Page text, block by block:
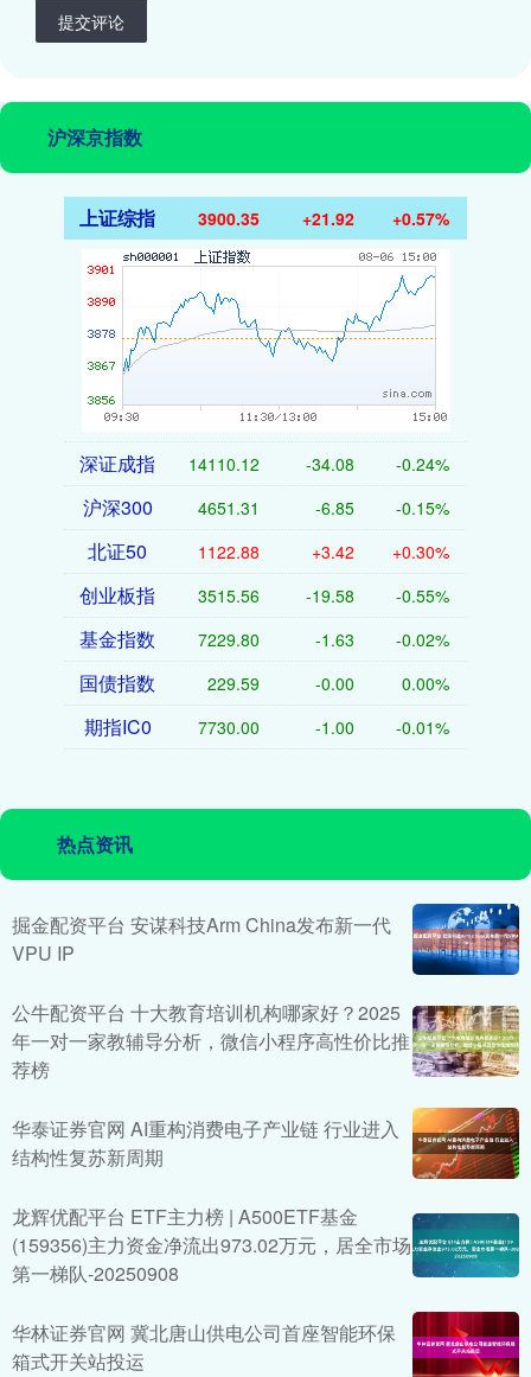
提交评论
沪深京指数
上证综指 3900.35 +21.92 +0.57%
深证成指 14110.12 -34.08 -0.24%
沪深300 4651.31 -6.85 -0.15%
北证50 1122.88 +3.42 +0.30%
创业板指 3515.56 -19.58 -0.55%
基金指数 7229.80 -1.63 -0.02%
国债指数 229.59 -0.00 0.00%
期指IC0 7730.00 -1.00 -0.01%
热点资讯
掘金配资平台 安谋科技Arm China发布新一代
VPU IP
公牛配资平台 十大教育培训机构哪家好？2025
年一对一家教辅导分析，微信小程序高性价比推
荐榜
华泰证券官网 AI重构消费电子产业链 行业进入
结构性复苏新周期
龙辉优配平台 ETF主力榜 | A500ETF基金
(159356)主力资金净流出973.02万元，居全市场
第一梯队-20250908
华林证券官网 冀北唐山供电公司首座智能环保
箱式开关站投运